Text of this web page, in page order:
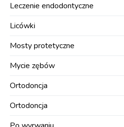
Leczenie endodontyczne
Licówki
Mosty protetyczne
Mycie zębów
Ortodoncja
Ortodoncja